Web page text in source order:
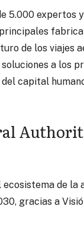
5.000 expertos
de los viajes
a los
capital
de la
gracias a